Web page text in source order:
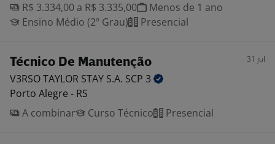
R$ 3.334,00 a R$ 3.335,00
Menos de 1 ano
Ensino Médio (2º Grau)
Presencial
Técnico De Manutenção 31 jul
V3RSO TAYLOR STAY S.A. SCP 3
Porto Alegre - RS
A combinar
Curso Técnico Presencial